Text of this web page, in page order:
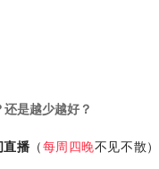
是越少越好？
直播 （每周四晚不见不散